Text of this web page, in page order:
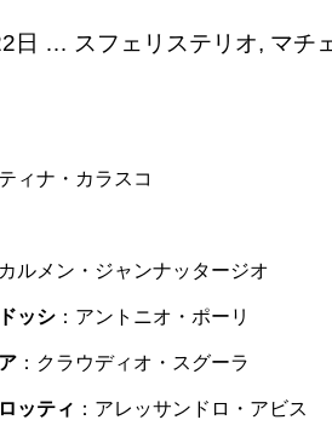
日 … スフェリステリオ, マチ
ィナ・カラスコ
カルメン・ジャンナッタージオ
ッシ ：アントニオ・ポーリ
：クラウディオ・スグーラ
ッティ ：アレッサンドロ・アビス